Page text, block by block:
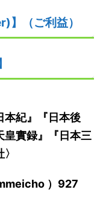
】 （ご利益）
紀』『日本後
皇實録』『日本三
） 927